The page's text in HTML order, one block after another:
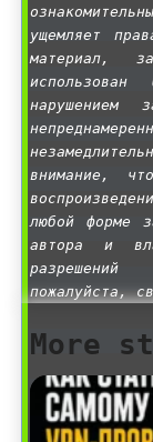
ущемляет
материал,
нарушением
внимание,
любой форме
автора и
пожалуйста,
More